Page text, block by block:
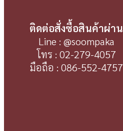
ติดต่อสั่งซื้อสินค้าผ่าน
Line : @soompaka
โทร : 02-279-4057
มือถือ : 086-552-4757